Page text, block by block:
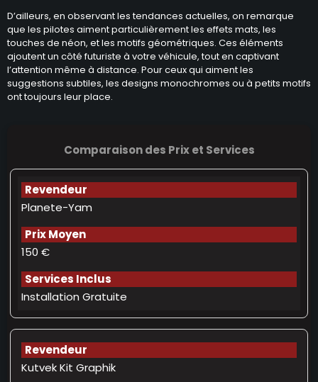
D’ailleurs, en observant les tendances actuelles, on remarque
que les pilotes aiment particulièrement les effets mats, les
touches de néon, et les motifs géométriques. Ces éléments
ajoutent un côté futuriste à votre véhicule, tout en captivant
l’attention même à distance. Pour ceux qui aiment les
suggestions subtiles, les designs monochromes ou à petits motifs
ont toujours leur place.
Comparaison des Prix et Services
Planete-Yam
150 €
Installation Gratuite
Kutvek Kit Graphik